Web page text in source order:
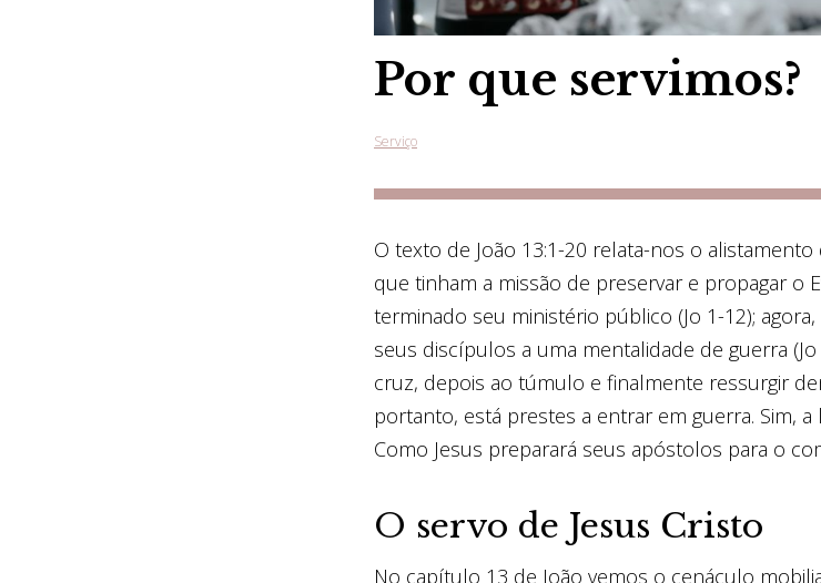
Por que servimos?
Serviço
O texto de João 13:1-20 relata-nos o
que tinham a missão de preservar e propagar o
terminado seu ministério público (Jo 1-12);
seus discípulos a uma mentalidade de guerra
cruz, depois ao túmulo e finalmente ressurgir
portanto, está prestes a entrar em guerra. Sim, a
Como Jesus preparará seus apóstolos para o
O servo de Jesus Cristo
No capítulo 13 de João vemos o cenáculo